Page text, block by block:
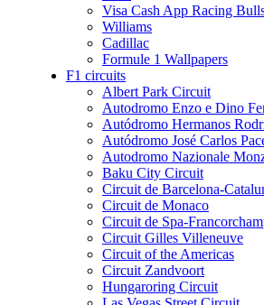
Visa Cash App Racing
Williams
Cadillac
Formule 1 Wallpapers
F1 circuits
Albert Park Circuit
Autodromo Enzo e Dino
Autódromo Hermanos
Autódromo José Carlos
Autodromo Nazionale
Baku City Circuit
Circuit de Barcelona-
Circuit de Monaco
Circuit de Spa-
Circuit Gilles Villeneuve
Circuit of the Americas
Circuit Zandvoort
Hungaroring Circuit